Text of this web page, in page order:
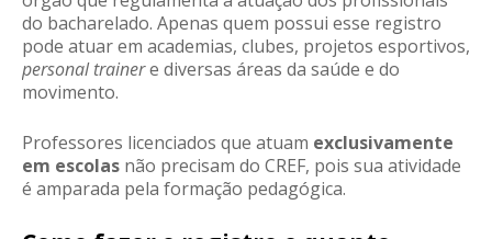
do bacharelado. Apenas quem possui esse registro
pode atuar em academias, clubes, projetos esportivos,
personal trainere diversas áreas da saúde e do
movimento.
Professores licenciados que atuam exclusivamente
em escolas não precisam do CREF, pois sua atividade
é amparada pela formação pedagógica.